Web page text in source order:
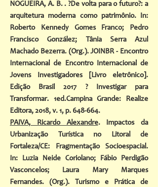
NOGUEIRA, A. B. . ?De volta para o futuro?: a
arquitetura moderna como patrimônio. In:
Roberto Kennedy Gomes Franco; Pedro
Francisco González; Tânia Serra Azul
Machado Bezerra. (Org.). JOINBR - Encontro
Internacional de Encontro Internacional de
Jovens Investigadores [Livro eletrônico].
Edição Brasil 2017 ? Investigar para
Transformar. 1ed.Campina Grande: Realize
Editora, 2018, v. 1, p. 648-664.
PAIVA, Ricardo Alexandre. Impactos da
Urbanização Turística no Litoral de
Fortaleza/CE: Fragmentação Socioespacial.
In: Luzia Neide Coriolano; Fábio Perdigão
Vasconcelos; Laura Mary Marques
Fernandes. (Org.). Turismo e Prática de